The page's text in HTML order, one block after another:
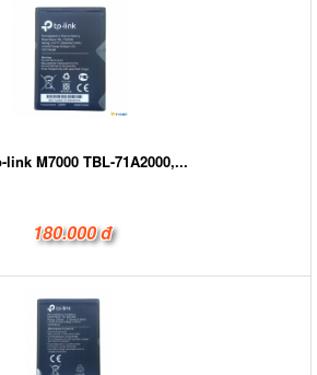
link M7000 TBL-71A2000,...
180.000 đ